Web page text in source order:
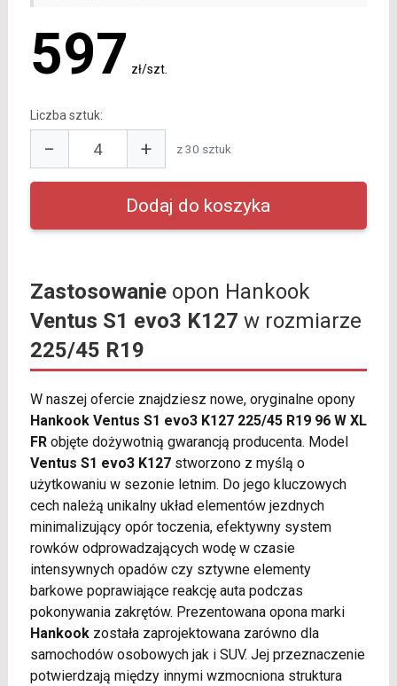
597 zł/szt.
Liczba sztuk:
− + z 30 sztuk
Zastosowanieopon Hankook
Ventus S1 evo3 K127 w rozmiarze
225/45 R19
W naszej ofercie znajdziesz nowe, oryginalne opony
Hankook Ventus S1 evo3 K127 225/45 R19 96 W XL
FRobjęte dożywotnią gwarancją producenta. Model
Ventus S1 evo3 K127stworzono z myślą o
użytkowaniu w sezonie letnim. Do jego kluczowych
cech należą unikalny układ elementów jezdnych
minimalizujący opór toczenia, efektywny system
rowków odprowadzających wodę w czasie
intensywnych opadów czy sztywne elementy
barkowe poprawiające reakcję auta podczas
pokonywania zakrętów. Prezentowana opona marki
Hankookzostała zaprojektowana zarówno dla
samochodów osobowych jak i SUV. Jej przeznaczenie
potwierdzają między innymi wzmocniona struktura